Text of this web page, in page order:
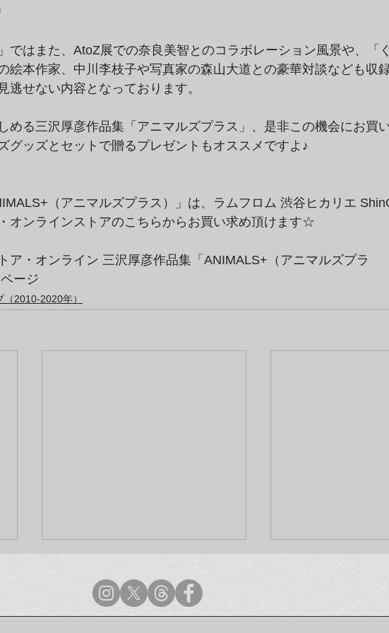
ではまた、AtoZ展での奈良美智とのコラボレーション風景や、「
絵本作家、中川李枝子や写真家の森山大道との豪華対談なども収
逃せない内容となっております。
める三沢厚彦作品集「アニマルズプラス」、是非この機会にお買
グッズとセットで贈るプレゼントもオススメですよ♪
（アニマルズプラス）」は、ラムフロム 渋谷ヒカリエ
オンラインストアのこちらからお買い求め頂けます☆
ア・オンライン 三沢厚彦作品集「ANIMALS+（アニマルズプラ
ージ
2010-2020年）